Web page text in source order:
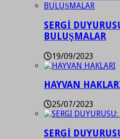
SERGİ
BULUŞMALAR
19/09/2023
HAYVAN
25/07/2023
SERGİ